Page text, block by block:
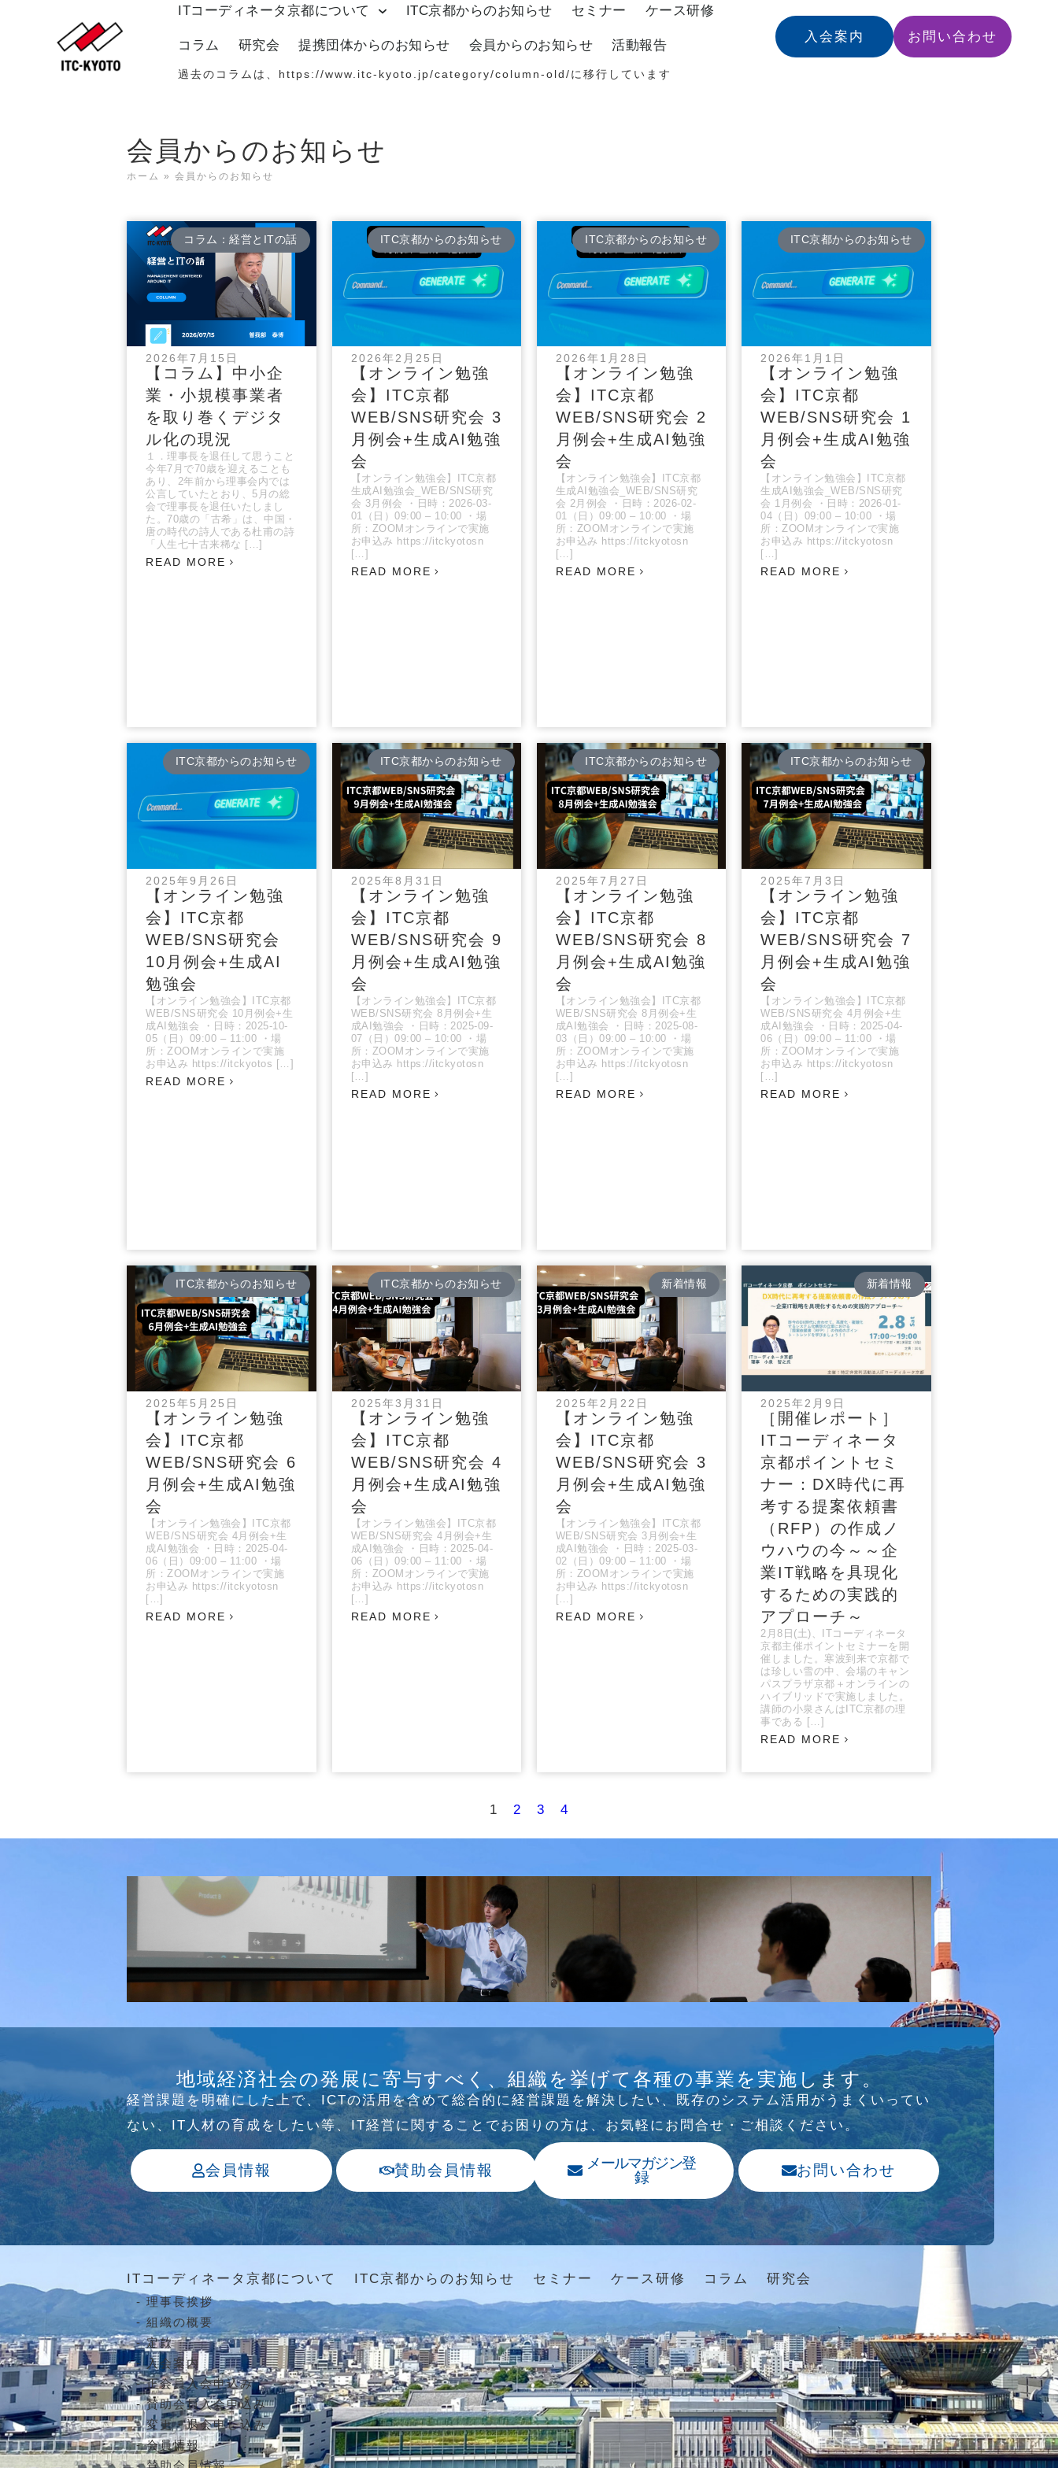
ITコーディネータ京都について ITC京都からのお知らせ セミナー ケース研修
コラム 研究会 提携団体からのお知らせ 会員からのお知らせ 活動報告
過去のコラムは、 https://www.itc-kyoto.jp/category/column-old/ に移行しています
入会案内 お問い合わせ
会員からのお知らせ
ホーム »会員からのお知らせ
コラム：経営とITの話
2026年7月15日
【コラム】中小企
業・小規模事業者
を取り巻くデジタ
ル化の現況
１．理事長を退任して思うこと
今年7月で70歳を迎えることも
あり、2年前から理事会内では
公言していたとおり、5月の総
会で理事長を退任いたしまし
た。70歳の「古希」は、中国・
唐の時代の詩人である杜甫の詩
「人生七十古来稀な […]
READ MORE
ITC京都からのお知らせ
2026年2月25日
【オンライン勉強
会】ITC京都
WEB/SNS研究会 3
月例会+生成AI勉強
会
【オンライン勉強会】ITC京都
生成AI勉強会_WEB/SNS研究
会 3月例会 ・日時：2026-03-
01（日）09:00 – 10:00 ・場
所：ZOOMオンラインで実施
お申込み https://itckyotosn
[…]
READ MORE
ITC京都からのお知らせ
2026年1月28日
【オンライン勉強
会】ITC京都
WEB/SNS研究会 2
月例会+生成AI勉強
会
【オンライン勉強会】ITC京都
生成AI勉強会_WEB/SNS研究
会 2月例会 ・日時：2026-02-
01（日）09:00 – 10:00 ・場
所：ZOOMオンラインで実施
お申込み https://itckyotosn
[…]
READ MORE
ITC京都からのお知らせ
2026年1月1日
【オンライン勉強
会】ITC京都
WEB/SNS研究会 1
月例会+生成AI勉強
会
【オンライン勉強会】ITC京都
生成AI勉強会_WEB/SNS研究
会 1月例会 ・日時：2026-01-
04（日）09:00 – 10:00 ・場
所：ZOOMオンラインで実施
お申込み https://itckyotosn
[…]
READ MORE
ITC京都からのお知らせ
2025年9月26日
【オンライン勉強
会】ITC京都
WEB/SNS研究会
10月例会+生成AI
勉強会
【オンライン勉強会】ITC京都
WEB/SNS研究会 10月例会+生
成AI勉強会 ・日時：2025-10-
05（日）09:00 – 11:00 ・場
所：ZOOMオンラインで実施
お申込み https://itckyotos […]
READ MORE
ITC京都からのお知らせ
2025年8月31日
【オンライン勉強
会】ITC京都
WEB/SNS研究会 9
月例会+生成AI勉強
会
【オンライン勉強会】ITC京都
WEB/SNS研究会 8月例会+生
成AI勉強会 ・日時：2025-09-
07（日）09:00 – 10:00 ・場
所：ZOOMオンラインで実施
お申込み https://itckyotosn
[…]
READ MORE
ITC京都からのお知らせ
2025年7月27日
【オンライン勉強
会】ITC京都
WEB/SNS研究会 8
月例会+生成AI勉強
会
【オンライン勉強会】ITC京都
WEB/SNS研究会 8月例会+生
成AI勉強会 ・日時：2025-08-
03（日）09:00 – 10:00 ・場
所：ZOOMオンラインで実施
お申込み https://itckyotosn
[…]
READ MORE
ITC京都からのお知らせ
2025年7月3日
【オンライン勉強
会】ITC京都
WEB/SNS研究会 7
月例会+生成AI勉強
会
【オンライン勉強会】ITC京都
WEB/SNS研究会 4月例会+生
成AI勉強会 ・日時：2025-04-
06（日）09:00 – 11:00 ・場
所：ZOOMオンラインで実施
お申込み https://itckyotosn
[…]
READ MORE
ITC京都からのお知らせ
2025年5月25日
【オンライン勉強
会】ITC京都
WEB/SNS研究会 6
月例会+生成AI勉強
会
【オンライン勉強会】ITC京都
WEB/SNS研究会 4月例会+生
成AI勉強会 ・日時：2025-04-
06（日）09:00 – 11:00 ・場
所：ZOOMオンラインで実施
お申込み https://itckyotosn
[…]
READ MORE
ITC京都からのお知らせ
2025年3月31日
【オンライン勉強
会】ITC京都
WEB/SNS研究会 4
月例会+生成AI勉強
会
【オンライン勉強会】ITC京都
WEB/SNS研究会 4月例会+生
成AI勉強会 ・日時：2025-04-
06（日）09:00 – 11:00 ・場
所：ZOOMオンラインで実施
お申込み https://itckyotosn
[…]
READ MORE
新着情報
2025年2月22日
【オンライン勉強
会】ITC京都
WEB/SNS研究会 3
月例会+生成AI勉強
会
【オンライン勉強会】ITC京都
WEB/SNS研究会 3月例会+生
成AI勉強会 ・日時：2025-03-
02（日）09:00 – 11:00 ・場
所：ZOOMオンラインで実施
お申込み https://itckyotosn
[…]
READ MORE
新着情報
2025年2月9日
［開催レポート］
ITコーディネータ
京都ポイントセミ
ナー：DX時代に再
考する提案依頼書
（RFP）の作成ノ
ウハウの今～～企
業IT戦略を具現化
するための実践的
アプローチ～
2月8日(土)、ITコーディネータ
京都主催ポイントセミナーを開
催しました。寒波到来で京都で
は珍しい雪の中、会場のキャン
パスプラザ京都＋オンラインの
ハイブリッドで実施しました。
講師の小泉さんはITC京都の理
事である […]
READ MORE
1 2 3 4
介護ソリューション研究会、WEB/SNS研究会を行
っています
地域経済社会の発展に寄与すべく、組織を挙げて各種の事業を実施します。
経営課題を明確にした上で、ICTの活⽤を含めて総合的に経営課題を解決したい、既存のシステム活⽤がうまくいってい
ない、IT⼈材の育成をしたい等、IT経営に関することでお困りの⽅は、お気軽にお問合せ・ご相談ください。
会員情報 賛助会員情報
メールマガジン登
録
お問い合わせ
ITコーディネータ京都について
理事長挨拶
組織の概要
定款
入会案内
正会員入会申込み
賛助会員入会申込み
変更・退会申し込み
会員情報
賛助会員情報
ITC京都からのお知らせ セミナー ケース研修 コラム 研究会